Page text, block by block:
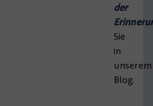
der
Sie
in
unserem
Blog.